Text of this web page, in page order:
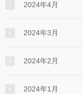
2024年4月
2024年3月
2024年2月
2024年1月